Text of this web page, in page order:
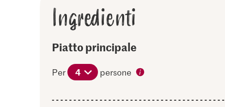
Ingredienti
Piatto principale
Per 4 persone